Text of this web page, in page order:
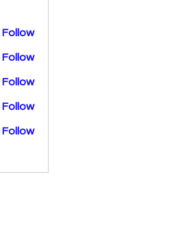
Follow
Follow
Follow
Follow
Follow